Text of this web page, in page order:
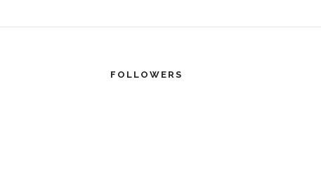
FOLLOWERS